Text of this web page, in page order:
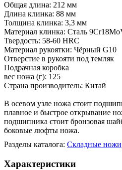
Общая длина: 212 мм
Длина клинка: 88 мм
Толщина клинка: 3,3 мм
Материал клинка: Сталь
Твердость: 58-60 HRC
Материал рукоятки: Чёрный G10
Отверстие в рукояти под темляк
Подрачная коробка
вес ножа (г): 125
Страна производитель: Китай
В осевом узле ножа стоит
плавное и быстрое открывание
подшипника стоит бронзовая
боковые люфты ножа.
Разделы каталога: Складные ножи
Характеристики